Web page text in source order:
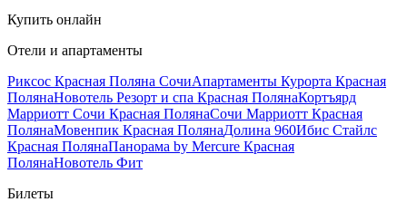
Купить онлайн
Отели и апартаменты
Риксос Красная Поляна СочиАпартаменты Курорта Красная
ПолянаНовотель Резорт и спа Красная ПолянаКортъярд
Марриотт Сочи Красная ПолянаСочи Марриотт Красная
ПолянаМовенпик Красная ПолянаДолина 960Ибис Стайлс
Красная ПолянаПанорама by Mercure Красная
ПолянаНовотель Фит
Билеты